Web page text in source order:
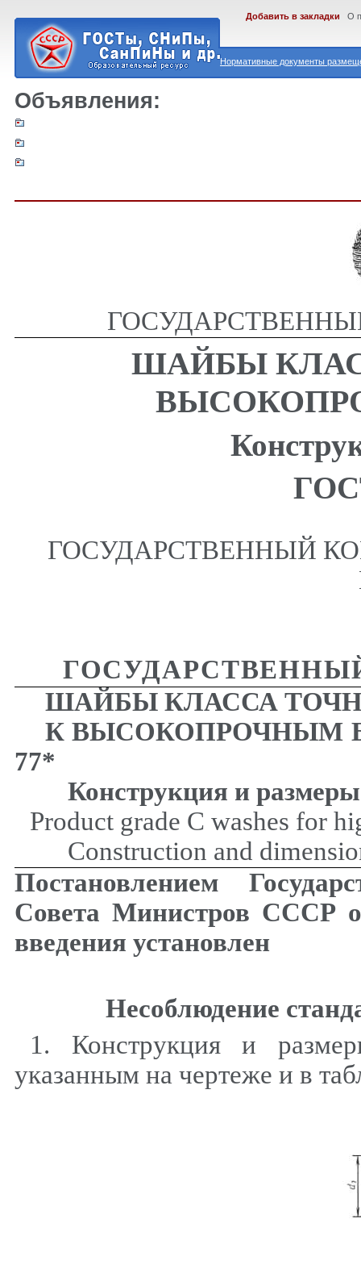
Нормативные документы
Добавить в закладки О
Объявления:
ШАЙБЫ
ГОСУДАРСТВЕННЫЙ
ШАЙБЫ КЛАССА
К ВЫСОКОПРОЧНЫМ
77*
Конструкция и размеры
Product grade C washes for
Construction and
Постановлением
Совета Министров СССР
введения установлен
Несоблюдение
1. Конструкция и
указанным на чертеже и в